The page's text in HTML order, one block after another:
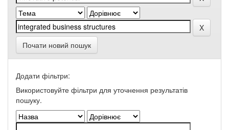
Почати новий пошук
Додати фільтри:
Використовуйте фільтри для уточнення результатів
пошуку.